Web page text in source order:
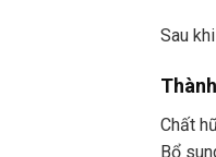
Sau
Chất
Bổ